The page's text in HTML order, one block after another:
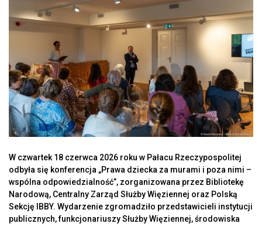
W czwartek 18 czerwca 2026 roku w Pałacu Rzeczypospolitej
odbyła się konferencja „Prawa dziecka za murami i poza nimi –
wspólna odpowiedzialność”, zorganizowana przez Bibliotekę
Narodową, Centralny Zarząd Służby Więziennej oraz Polską
Sekcję IBBY. Wydarzenie zgromadziło przedstawicieli instytucji
publicznych, funkcjonariuszy Służby Więziennej, środowiska